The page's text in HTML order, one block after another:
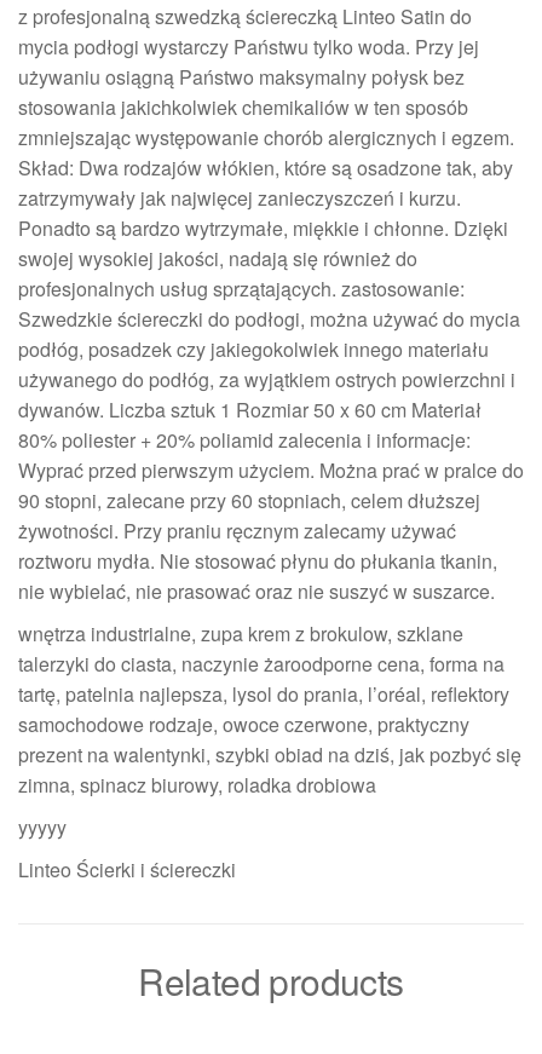
z profesjonalną szwedzką ściereczką Linteo Satin do
mycia podłogi wystarczy Państwu tylko woda. Przy jej
używaniu osiągną Państwo maksymalny połysk bez
stosowania jakichkolwiek chemikaliów w ten sposób
zmniejszając występowanie chorób alergicznych i egzem.
Skład: Dwa rodzajów włókien, które są osadzone tak, aby
zatrzymywały jak najwięcej zanieczyszczeń i kurzu.
Ponadto są bardzo wytrzymałe, miękkie i chłonne. Dzięki
swojej wysokiej jakości, nadają się również do
profesjonalnych usług sprzątających. zastosowanie:
Szwedzkie ściereczki do podłogi, można używać do mycia
podłóg, posadzek czy jakiegokolwiek innego materiału
używanego do podłóg, za wyjątkiem ostrych powierzchni i
dywanów. Liczba sztuk 1 Rozmiar 50 x 60 cm Materiał
80% poliester + 20% poliamid zalecenia i informacje:
Wyprać przed pierwszym użyciem. Można prać w pralce do
90 stopni, zalecane przy 60 stopniach, celem dłuższej
żywotności. Przy praniu ręcznym zalecamy używać
roztworu mydła. Nie stosować płynu do płukania tkanin,
nie wybielać, nie prasować oraz nie suszyć w suszarce.
wnętrza industrialne, zupa krem z brokulow, szklane
talerzyki do ciasta, naczynie żaroodporne cena, forma na
tartę, patelnia najlepsza, lysol do prania, l’oréal, reflektory
samochodowe rodzaje, owoce czerwone, praktyczny
prezent na walentynki, szybki obiad na dziś, jak pozbyć się
zimna, spinacz biurowy, roladka drobiowa
yyyyy
Linteo Ścierki i ściereczki
Related products